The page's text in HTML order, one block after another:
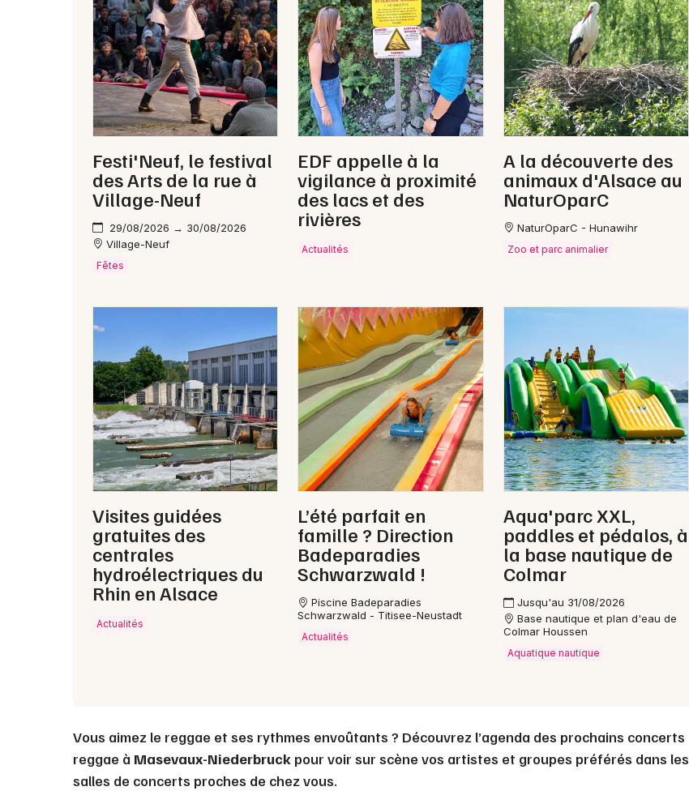
Jeux concours
Newsletter des sorties
Artistes en tournée
Actus à Mulhouse
Magazine à Mulhouse
Restaurants
68 - Haut-Rhin
Choisir mes départements
Je m'abonne
Festi'Neuf, le festival
des Arts de la rue à
Village-Neuf
29/08/2026 → 30/08/2026
Village-Neuf
Fêtes
EDF appelle à la
vigilance à proximité
des lacs et des
rivières
Actualités
A la découverte des
animaux d'Alsace au
NaturOparC
NaturOparC - Hunawihr
Zoo et parc animalier
Visites guidées
gratuites des
centrales
hydroélectriques du
Rhin en Alsace
Actualités
L’été parfait en
famille ? Direction
Badeparadies
Schwarzwald !
Piscine Badeparadies
Schwarzwald - Titisee-Neustadt
Actualités
Aqua'parc XXL,
paddles et pédalos, à
la base nautique de
Colmar
Jusqu'au 31/08/2026
Base nautique et plan d'eau de
Colmar Houssen
Aquatique nautique
Vous aimez le reggae et ses rythmes envoûtants ? Découvrez l’agenda des prochains concerts
reggae à Masevaux-Niederbruck pour voir sur scène vos artistes et groupes préférés dans les
salles de concerts proches de chez vous.